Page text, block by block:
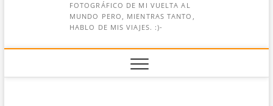
FOTOGRÁFICO DE MI VUELTA AL
MUNDO PERO, MIENTRAS TANTO,
HABLO DE MIS VIAJES. :)-